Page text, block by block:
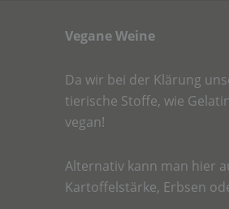
Vegane Weine
Da wir bei der Klärung
tierische Stoffe, wie
vegan!
Alternativ kann man hier
Kartoffelstärke, Erbsen